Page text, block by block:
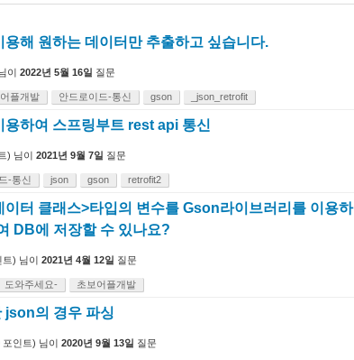
해 원하는 데이터만 추출하고 싶습니다.
이 2022년 5월 16일 질문
플개발 안드로이드-통신 gson _json_retrofit
하여 스프링부트 rest api 통신
) 님이 2021년 9월 7일 질문
-통신 json gson retrofit2
터 클래스>타입의 변수를 Gson라이브러리를 이용하
DB에 저장할 수 있나요?
트) 님이 2021년 4월 12일 질문
도와주세요- 초보어플개발
json의 경우 파싱
포인트) 님이 2020년 9월 13일 질문